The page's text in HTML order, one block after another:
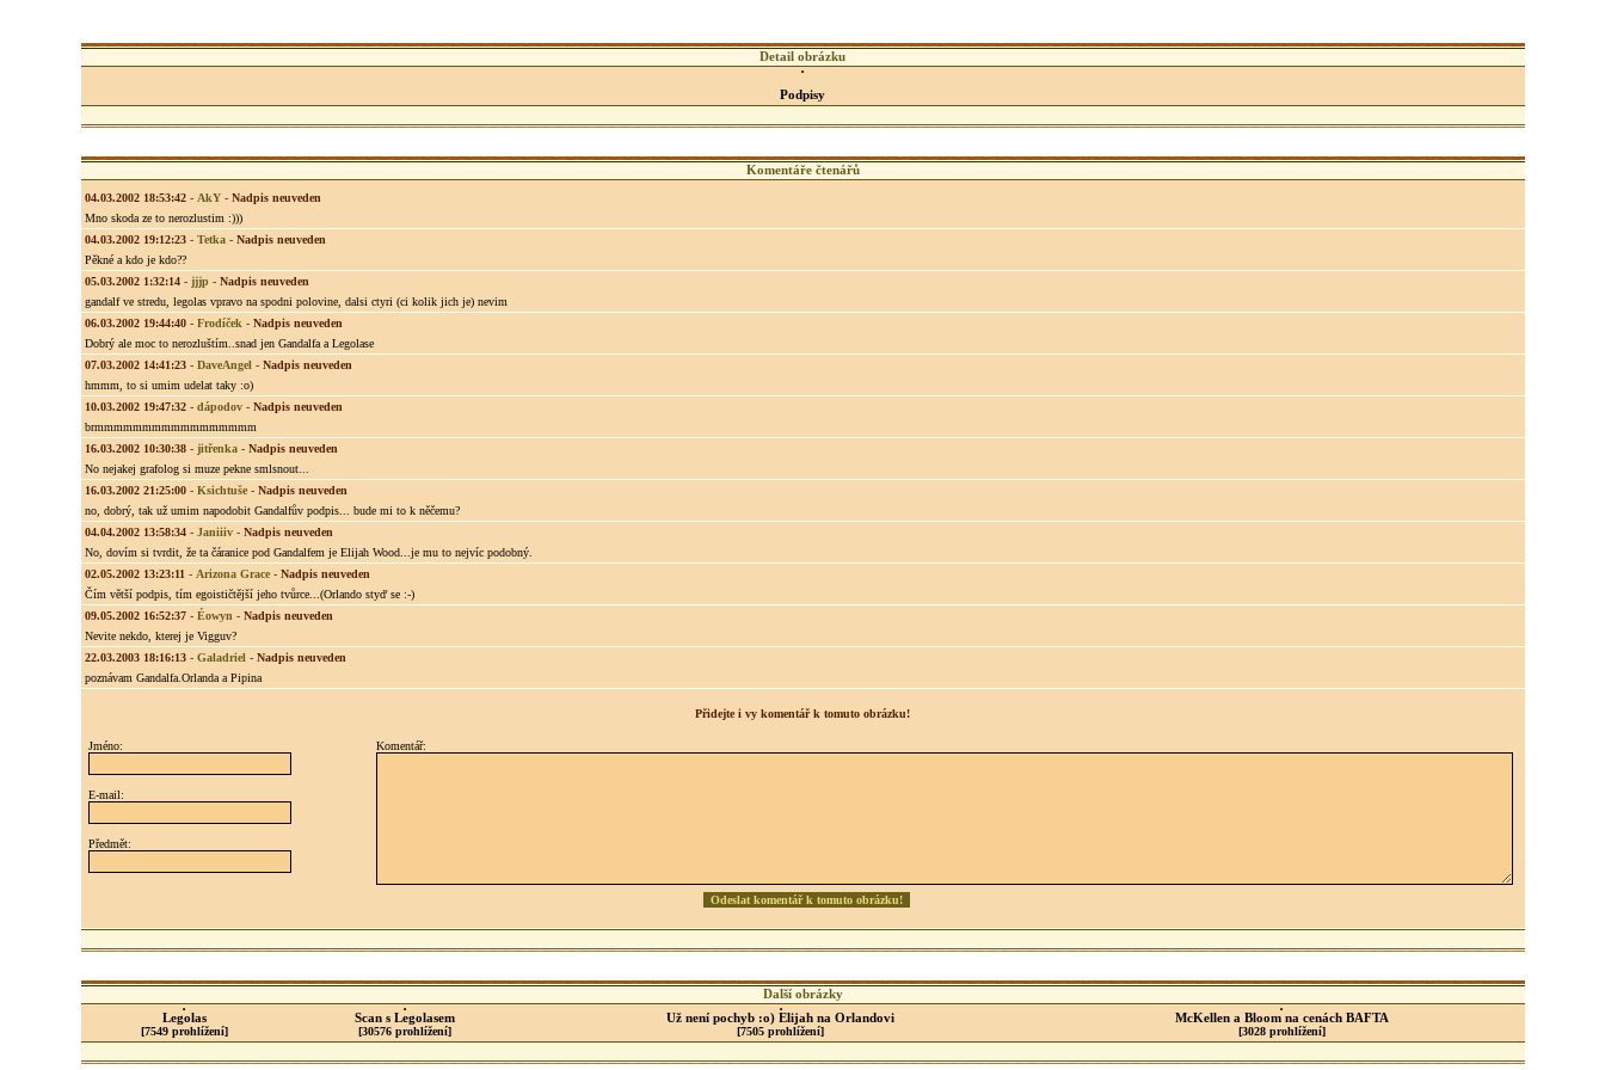
Detail obrázku
Podpisy
Komentáře čtenářů
04.03.2002 18:53:42- AkY- Nadpis neuveden
Mno skoda ze to nerozlustim :)))
04.03.2002 19:12:23- Tetka- Nadpis neuveden
Pěkné a kdo je kdo??
05.03.2002 1:32:14- jjjp - Nadpis neuveden
gandalf ve stredu, legolas vpravo na spodni polovine, dalsi ctyri (ci kolik jich je) nevim
06.03.2002 19:44:40- Frodíček - Nadpis neuveden
Dobrý ale moc to nerozluštím..snad jen Gandalfa a Legolase
07.03.2002 14:41:23- DaveAngel - Nadpis neuveden
hmmm, to si umim udelat taky :o)
10.03.2002 19:47:32- dápodov- Nadpis neuveden
brmmmmmmmmmmmmmmmmm
16.03.2002 10:30:38- jitřenka- Nadpis neuveden
No nejakej grafolog si muze pekne smlsnout...
16.03.2002 21:25:00- Ksichtuše- Nadpis neuveden
no, dobrý, tak už umim napodobit Gandalfův podpis... bude mi to k něčemu?
04.04.2002 13:58:34- Janiiiv- Nadpis neuveden
No, dovím si tvrdit, že ta čáranice pod Gandalfem je Elijah Wood...je mu to nejvíc podobný.
02.05.2002 13:23:11 - Arizona Grace- Nadpis neuveden
Čím větší podpis, tím egoističtější jeho tvůrce...(Orlando styď se :-)
09.05.2002 16:52:37- Éowyn - Nadpis neuveden
Nevite nekdo, kterej je Vigguv?
22.03.2003 18:16:13- Galadriel - Nadpis neuveden
poznávam Gandalfa.Orlanda a Pipina
Přidejte i vy komentář k tomuto obrázku!
Jméno:
E-mail:
Předmět:
Komentář:
Další obrázky
Legolas
[7549 prohlížení]
Scan s Legolasem
[30576 prohlížení]
Už není pochyb :o) Elijah na Orlandovi
[7505 prohlížení]
McKellen a Bloom na cenách BAFTA
[3028 prohlížení]